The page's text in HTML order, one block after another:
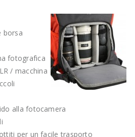
borsa
fotografica
/ macchina
alla fotocamera
per un facile trasporto